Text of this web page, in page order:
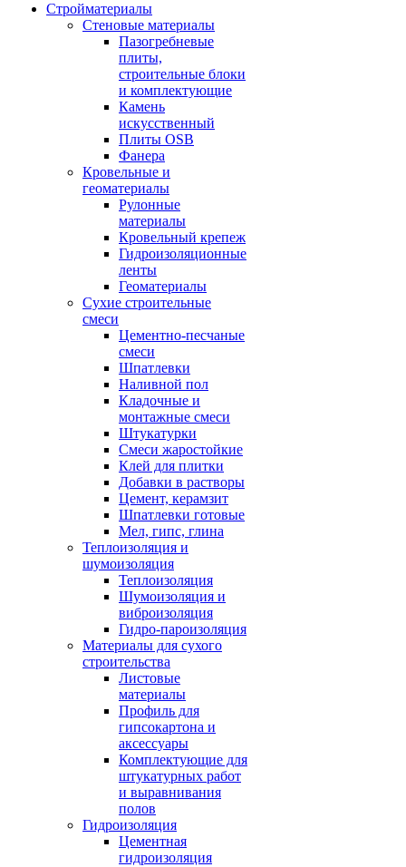
Стройматериалы
Стеновые материалы
Пазогребневые
плиты,
строительные блоки
и комплектующие
Камень
искусственный
Плиты OSB
Фанера
Кровельные и
геоматериалы
Рулонные
материалы
Кровельный крепеж
Гидроизоляционные
ленты
Геоматериалы
Сухие строительные
смеси
Цементно-песчаные
смеси
Шпатлевки
Наливной пол
Кладочные и
монтажные смеси
Штукатурки
Смеси жаростойкие
Клей для плитки
Добавки в растворы
Цемент, керамзит
Шпатлевки готовые
Мел, гипс, глина
Теплоизоляция и
шумоизоляция
Теплоизоляция
Шумоизоляция и
виброизоляция
Гидро-пароизоляция
Материалы для сухого
строительства
Листовые
материалы
Профиль для
гипсокартона и
аксессуары
Комплектующие для
штукатурных работ
и выравнивания
полов
Гидроизоляция
Цементная
гидроизоляция